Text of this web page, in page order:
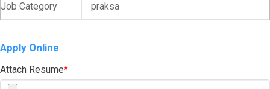
Job Category praksa
Apply Online
Attach Resume*